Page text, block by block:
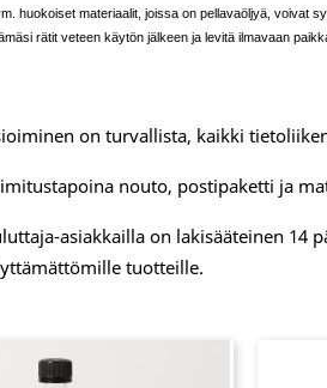
huokoiset materiaalit, joissa on pellavaöljyä, voivat
rätit veteen käytön jälkeen ja levitä ilmavaan
on turvallista, kaikki
nouto, postipaketti ja
asiakkailla on lakisääteinen 14
tuotteille.